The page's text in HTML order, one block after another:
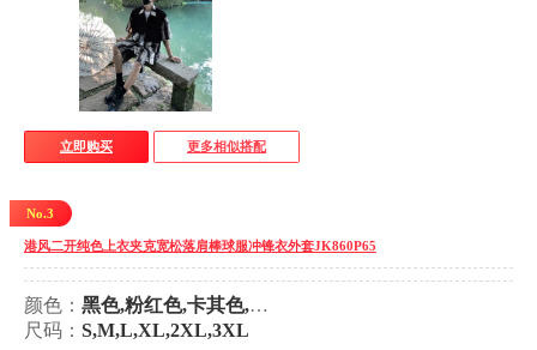
立即购买 更多相似搭配
No.3
港风二开纯色上衣夹克宽松落肩棒球服冲锋衣外套JK860P65
颜色： 黑色,粉红色,卡其色,墨绿色
尺码： S,M,L,XL,2XL,3XL